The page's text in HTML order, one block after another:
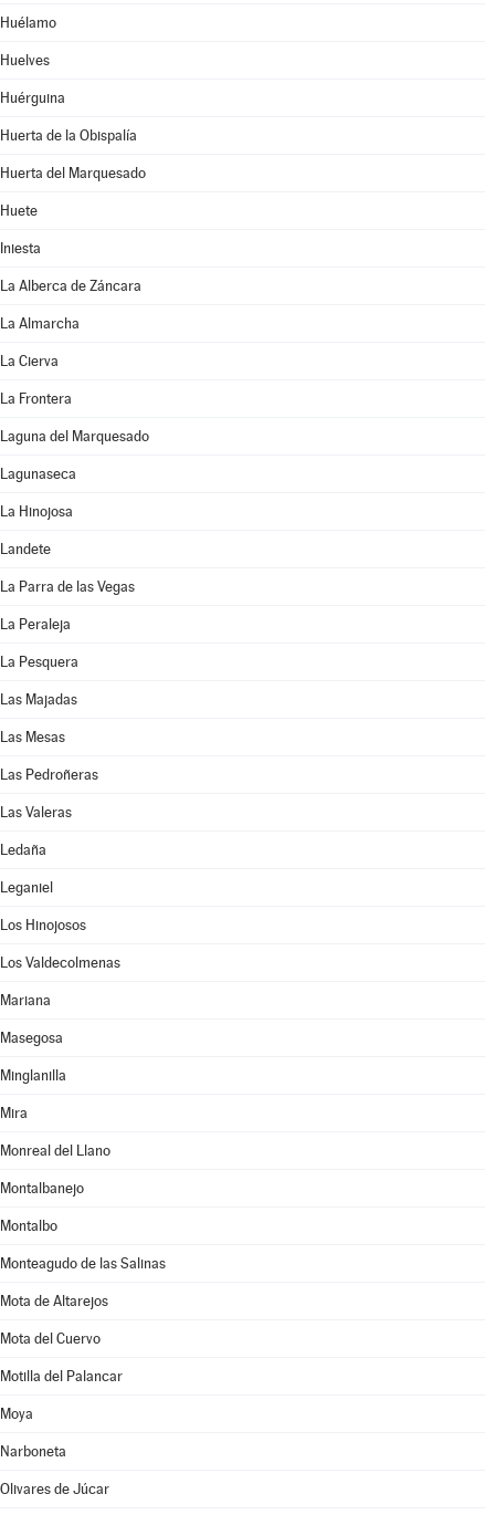
Huélamo
Huelves
Huérguina
Huerta de la Obispalía
Huerta del Marquesado
Huete
Iniesta
La Alberca de Záncara
La Almarcha
La Cierva
La Frontera
Laguna del Marquesado
Lagunaseca
La Hinojosa
Landete
La Parra de las Vegas
La Peraleja
La Pesquera
Las Majadas
Las Mesas
Las Pedroñeras
Las Valeras
Ledaña
Leganiel
Los Hinojosos
Los Valdecolmenas
Mariana
Masegosa
Minglanilla
Mira
Monreal del Llano
Montalbanejo
Montalbo
Monteagudo de las Salinas
Mota de Altarejos
Mota del Cuervo
Motilla del Palancar
Moya
Narboneta
Olivares de Júcar